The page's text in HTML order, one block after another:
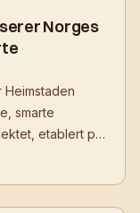
Norges
smarte
etablert på
steg mot mer